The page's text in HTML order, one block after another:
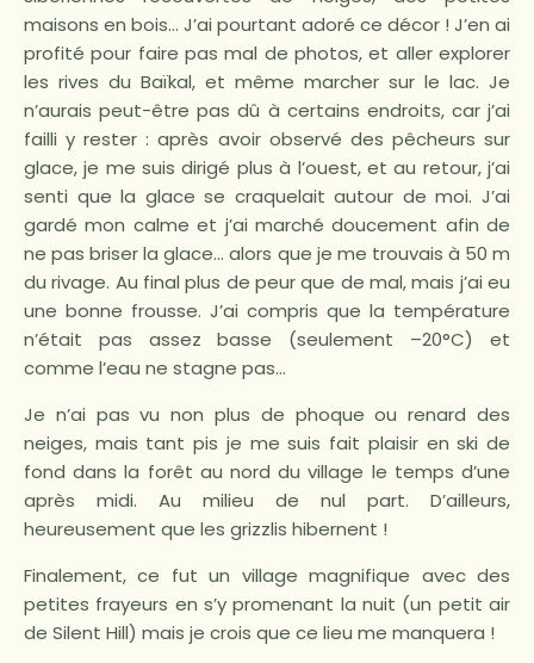
maisons en bois… J’ai pourtant adoré ce décor ! J’en ai
profité pour faire pas mal de photos, et aller explorer
les rives du Baïkal, et même marcher sur le lac. Je
n’aurais peut-être pas dû à certains endroits, car j’ai
failli y rester : après avoir observé des pêcheurs sur
glace, je me suis dirigé plus à l’ouest, et au retour, j’ai
senti que la glace se craquelait autour de moi. J’ai
gardé mon calme et j’ai marché doucement afin de
ne pas briser la glace… alors que je me trouvais à 50 m
du rivage. Au final plus de peur que de mal, mais j’ai eu
une bonne frousse. J’ai compris que la température
n’était pas assez basse (seulement –20°C) et
comme l’eau ne stagne pas…
Je n’ai pas vu non plus de phoque ou renard des
neiges, mais tant pis je me suis fait plaisir en ski de
fond dans la forêt au nord du village le temps d’une
après midi. Au milieu de nul part. D’ailleurs,
heureusement que les grizzlis hibernent !
Finalement, ce fut un village magnifique avec des
petites frayeurs en s’y promenant la nuit (un petit air
de Silent Hill) mais je crois que ce lieu me manquera !